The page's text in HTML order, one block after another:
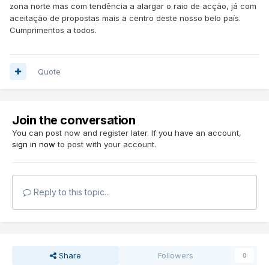
zona norte mas com tendência a alargar o raio de acção, já com
aceitação de propostas mais a centro deste nosso belo país.
Cumprimentos a todos.
Quote
Join the conversation
You can post now and register later. If you have an account,
sign in now to post with your account.
Reply to this topic...
Share Followers 0